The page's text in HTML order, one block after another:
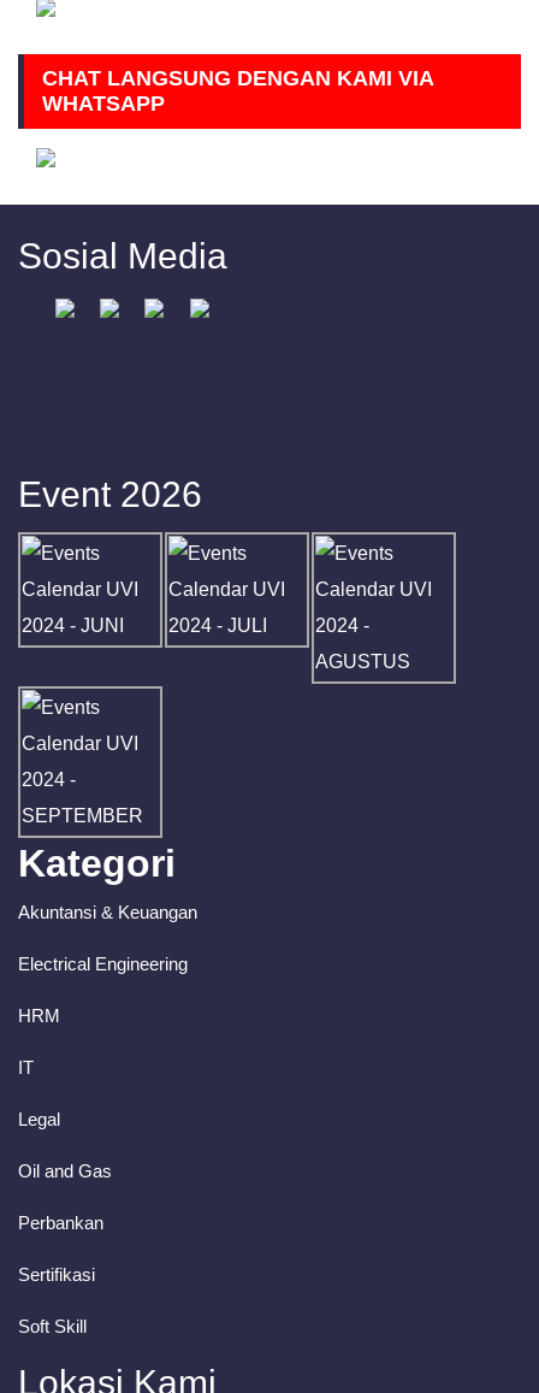
CHAT LANGSUNG DENGAN KAMI VIA
WHATSAPP
Sosial Media
Event 2026
Kategori
Akuntansi & Keuangan
Electrical Engineering
HRM
IT
Legal
Oil and Gas
Perbankan
Sertifikasi
Soft Skill
Lokasi Kami